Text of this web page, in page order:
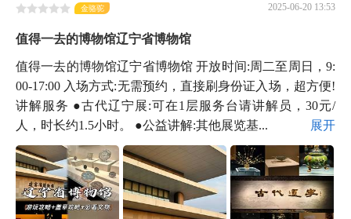
2025-06-20 13:53
金骆驼
值得一去的博物馆辽宁省博物馆
值得一去的博物馆辽宁省博物馆 开放时间:周二至周日，9:
00-17:00 入场方式:无需预约，直接刷身份证入场，超方便!
讲解服务 ●古代辽宁展:可在1层服务台请讲解员，30元/
人，时长约1.5小时。 ●公益讲解:其他展览基...
展开